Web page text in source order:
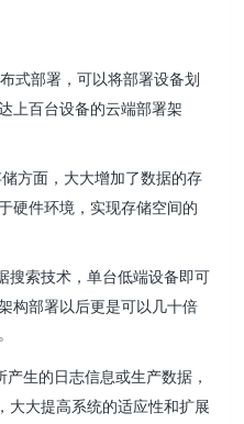
式部署，可以将部署设备划
上百台设备的云端部署架
方面，大大增加了数据的存
硬件环境，实现存储空间的
搜索技术，单台低端设备即可
构部署以后更是可以几十倍
产生的日志信息或生产数据，
大大提高系统的适应性和扩展